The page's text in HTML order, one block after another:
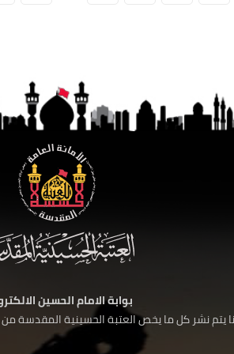
بوابة الامام الحسين
يتم نشر كل ما يخص العتبة الحسينية المقدسة من